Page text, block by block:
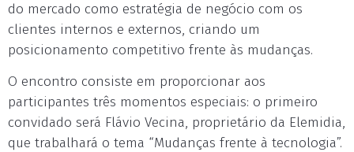
do mercado como estratégia de negócio com os
clientes internos e externos, criando um
posicionamento competitivo frente às mudanças.
O encontro consiste em proporcionar aos
participantes três momentos especiais: o primeiro
convidado será Flávio Vecina, proprietário da Elemidia,
que trabalhará o tema “Mudanças frente à tecnologia”.